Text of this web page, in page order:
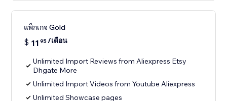
แพ็กเกจ Gold
$ 11 95/เดือน
Unlimited Import Reviews from Aliexpress Etsy
Dhgate More
Unlimited Import Videos from Youtube Aliexpress
Unlimited Showcase pages